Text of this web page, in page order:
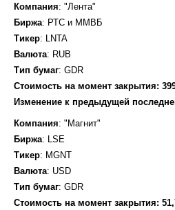
Компания: "Лента"
Биржа: РТС и ММВБ
Тикер: LNTA
Валюта: RUB
Тип бумаг: GDR
Стоимость на момент закрытия:
Изменение к предыдущей
Компания: "Магнит"
Биржа: LSE
Тикер: MGNT
Валюта: USD
Тип бумаг: GDR
Стоимость на момент закрытия: